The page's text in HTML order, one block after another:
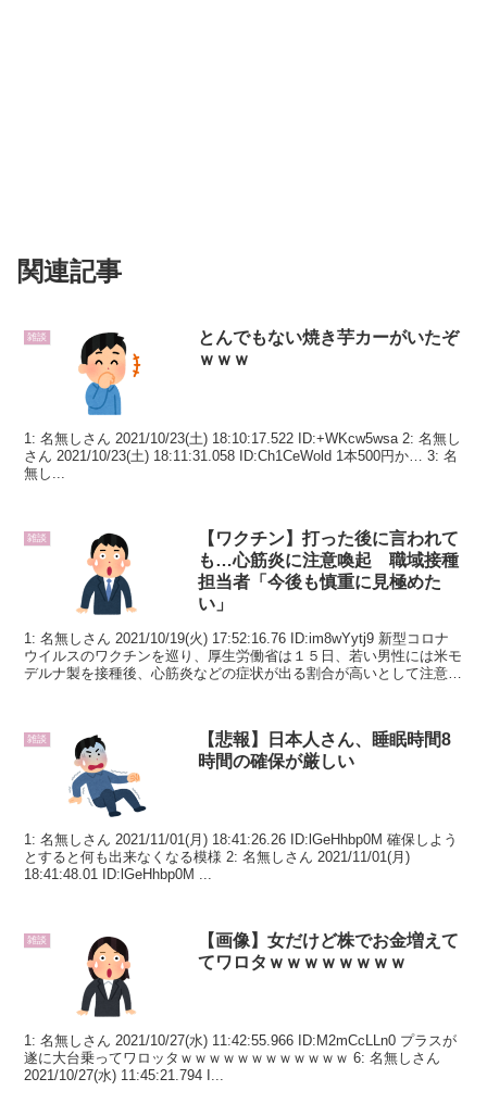
関連記事
雑談
とんでもない焼き芋カーがいたぞ
ｗｗｗ
1: 名無しさん 2021/10/23(土) 18:10:17.522 ID:+WKcw5wsa 2: 名無し
さん 2021/10/23(土) 18:11:31.058 ID:Ch1CeWold 1本500円か… 3: 名
無し...
雑談
【ワクチン】打った後に言われて
も…心筋炎に注意喚起 職域接種
担当者「今後も慎重に見極めた
い」
1: 名無しさん 2021/10/19(火) 17:52:16.76 ID:im8wYytj9 新型コロナ
ウイルスのワクチンを巡り、厚生労働省は１５日、若い男性には米モ
デルナ製を接種後、心筋炎などの症状が出る割合が高いとして注意喚
雑談
【悲報】日本人さん、睡眠時間8
時間の確保が厳しい
1: 名無しさん 2021/11/01(月) 18:41:26.26 ID:lGeHhbp0M 確保しよう
とすると何も出来なくなる模様 2: 名無しさん 2021/11/01(月)
18:41:48.01 ID:lGeHhbp0M ...
雑談
【画像】女だけど株でお金増えて
てワロタｗｗｗｗｗｗｗｗ
1: 名無しさん 2021/10/27(水) 11:42:55.966 ID:M2mCcLLn0 プラスが
遂に大台乗ってワロッタｗｗｗｗｗｗｗｗｗｗｗｗ 6: 名無しさん
2021/10/27(水) 11:45:21.794 I...